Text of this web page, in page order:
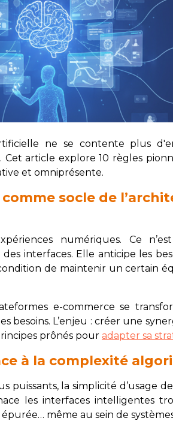
ne se contente plus
article explore 10 règles
et omniprésente.
socle de
numériques. Ce
interfaces. Elle anticipe les
de maintenir un certain
e-commerce se
besoins. L’enjeu : créer une
prônés pour adapter sa
à la complexité
puissants, la simplicité d’usage
les interfaces intelligentes
même au sein de